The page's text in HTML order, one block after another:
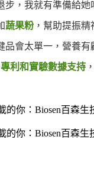
步，我就有準備給
蔬果粉，幫助提振精
品會太單一，營養有
專利和實驗數據支持